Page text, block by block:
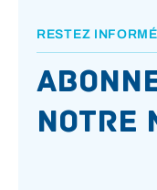
RESTEZ
notre